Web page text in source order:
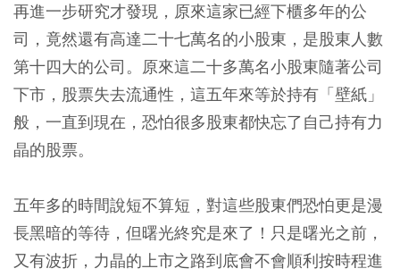
再進一步研究才發現，原來這家已經下櫃多年的公
司，竟然還有高達二十七萬名的小股東，是股東人數
第十四大的公司。原來這二十多萬名小股東隨著公司
下市，股票失去流通性，這五年來等於持有「壁紙」
般，一直到現在，恐怕很多股東都快忘了自己持有力
晶的股票。
五年多的時間說短不算短，對這些股東們恐怕更是漫
長黑暗的等待，但曙光終究是來了！只是曙光之前，
又有波折，力晶的上市之路到底會不會順利按時程進